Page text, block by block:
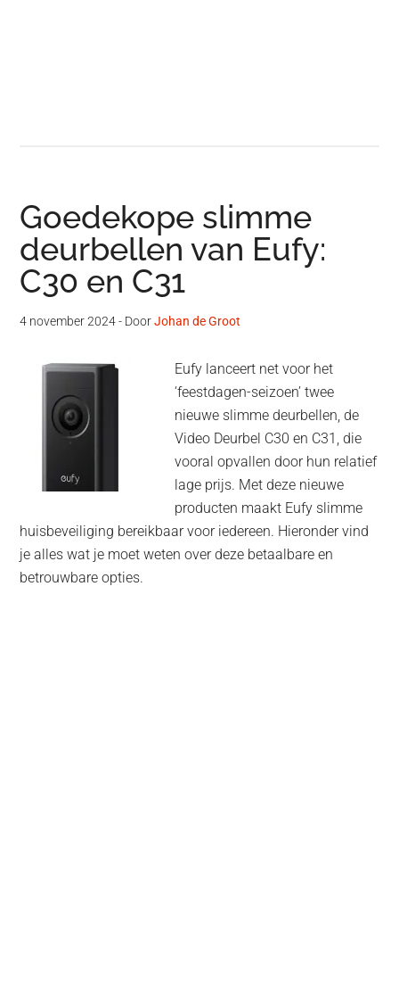
Goedekope slimme
deurbellen van Eufy:
C30 en C31
4 november 2024- DoorJohan de Groot
Eufy lanceert net voor het
‘feestdagen-seizoen’ twee
nieuwe slimme deurbellen, de
Video Deurbel C30 en C31, die
vooral opvallen door hun relatief
lage prijs. Met deze nieuwe
producten maakt Eufy slimme
huisbeveiliging bereikbaar voor iedereen. Hieronder vind
je alles wat je moet weten over deze betaalbare en
betrouwbare opties.